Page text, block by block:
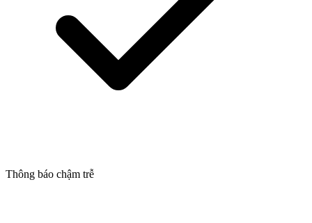
Thông báo chậm trễ